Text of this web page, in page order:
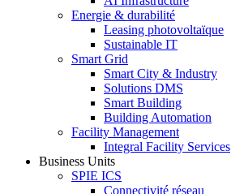
Energie & durabilité
Leasing photovoltaïque
Sustainable IT
Smart Grid
Smart City & Industry
Solutions DMS
Smart Building
Building Automation
Facility Management
Integral Facility Services
Business Units
SPIE ICS
Connectivité réseau